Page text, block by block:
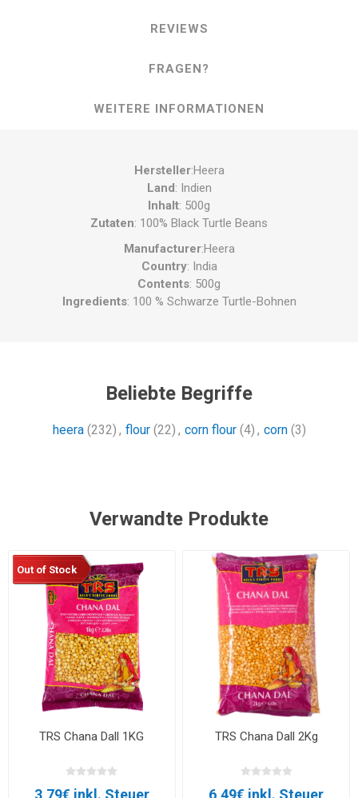
REVIEWS
FRAGEN?
WEITERE INFORMATIONEN
Hersteller:Heera
Land: Indien
Inhalt: 500g
Zutaten: 100% Black Turtle Beans
Manufacturer:Heera
Country: India
Contents: 500g
Ingredients: 100 % Schwarze Turtle-Bohnen
Beliebte Begriffe
heera (232) , flour (22) , corn flour (4) , corn (3)
Verwandte Produkte
Out of Stock
TRS Chana Dall 1KG
3,79€ inkl. Steuer
TRS Chana Dall 2Kg
6,49€ inkl. Steuer